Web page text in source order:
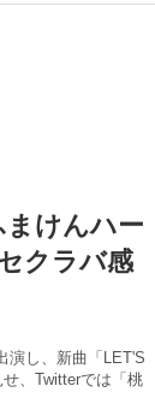
まけんハー
クラバ感
演し、新曲「LET'S
、Twitterでは「桃